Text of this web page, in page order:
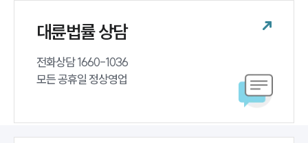
대륜법률 상담
전화상담 1660-1036
모든 공휴일 정상영업